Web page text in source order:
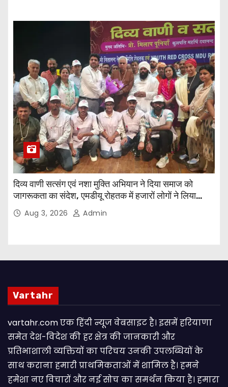
दिव्य वाणी सत्संग एवं नशा मुक्ति अभियान ने दिया समाज को
जागरूकता का संदेश, एमडीयू रोहतक में हजारों लोगों ने लिया
संकल्पAug 3, 2026 Admin
Vartahr
vartahr.com एक हिंदी न्यूज वेबसाइट है। इसमें हरियाणा
समेत देश-विदेश की हर क्षेत्र की जानकारी और
प्रतिभाशाली व्यक्तियों का परिचय उनकी उपलब्धियों के
साथ कराना हमारी प्राथमिकताओं में शामिल है। हमने
हमेशा नए विचारों और नई सोच का समर्थन किया है। हमारा